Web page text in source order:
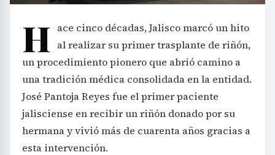
H ace cinco décadas, Jalisco marcó un hito
al realizar su primer trasplante de riñón,
un procedimiento pionero que abrió camino a
una tradición médica consolidada en la entidad.
José Pantoja Reyes fue el primer paciente
jalisciense en recibir un riñón donado por su
hermana y vivió más de cuarenta años gracias a
esta intervención.